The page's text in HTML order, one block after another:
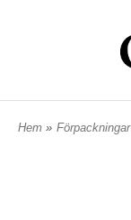
Hem » Förpackningar